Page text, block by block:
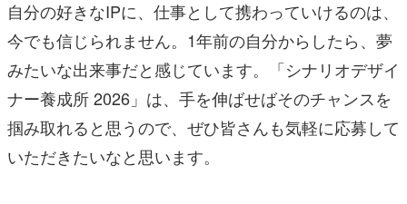
自分の好きなIPに、仕事として携わっていけるのは、
今でも信じられません。1年前の自分からしたら、夢
みたいな出来事だと感じています。「シナリオデザイ
ナー養成所 2026」は、手を伸ばせばそのチャンスを
掴み取れると思うので、ぜひ皆さんも気軽に応募して
いただきたいなと思います。